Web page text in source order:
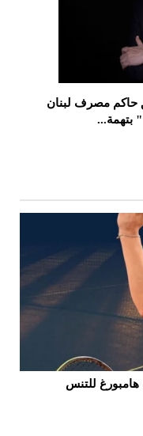
حاكم مصرف لبنان
بتهمة...
هامبورغ للتنس